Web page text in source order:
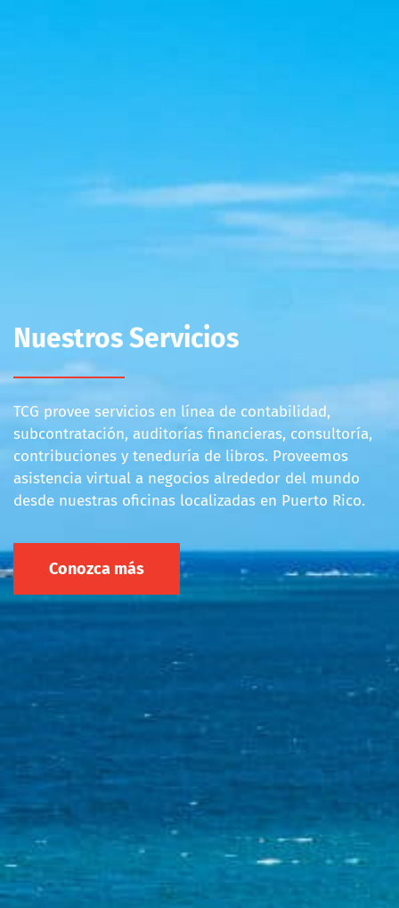
Nuestros Servicios
TCG provee servicios en línea de contabilidad,
subcontratación, auditorías financieras, consultoría,
contribuciones y teneduría de libros. Proveemos
asistencia virtual a negocios alrededor del mundo
desde nuestras oficinas localizadas en Puerto Rico.
Conozca más